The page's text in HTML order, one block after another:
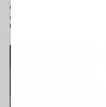
Cruz Roja está llevando a cabo
reconocer en plena crisis…
06/08/2026